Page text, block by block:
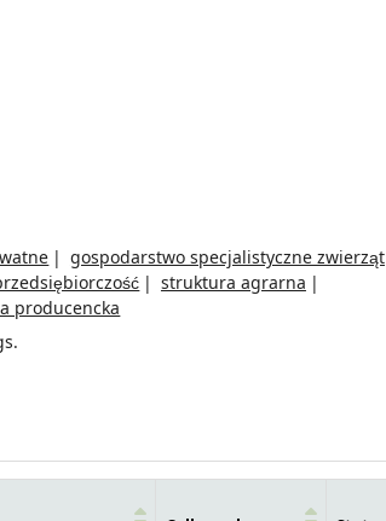
gospodarstwo specjalistyczne zwierząt
struktura agrarna
producencka